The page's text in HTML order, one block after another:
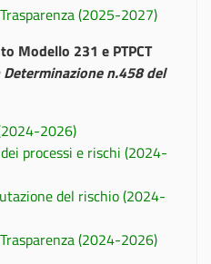
(2025-2027)
Modello 231 e PTPCT
n.458 del
2026)
processi e rischi (2024-
del rischio (2024-
(2024-2026)